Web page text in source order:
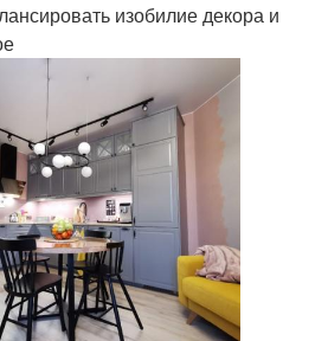
изобилие декора и